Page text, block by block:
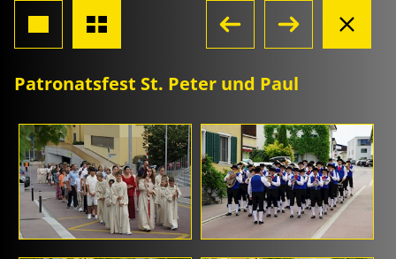
Patronatsfest St. Peter und Paul